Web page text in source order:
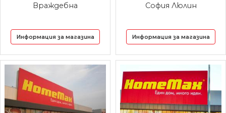
Враждебна
Информация за магазина
София Люлин
Информация за магазина